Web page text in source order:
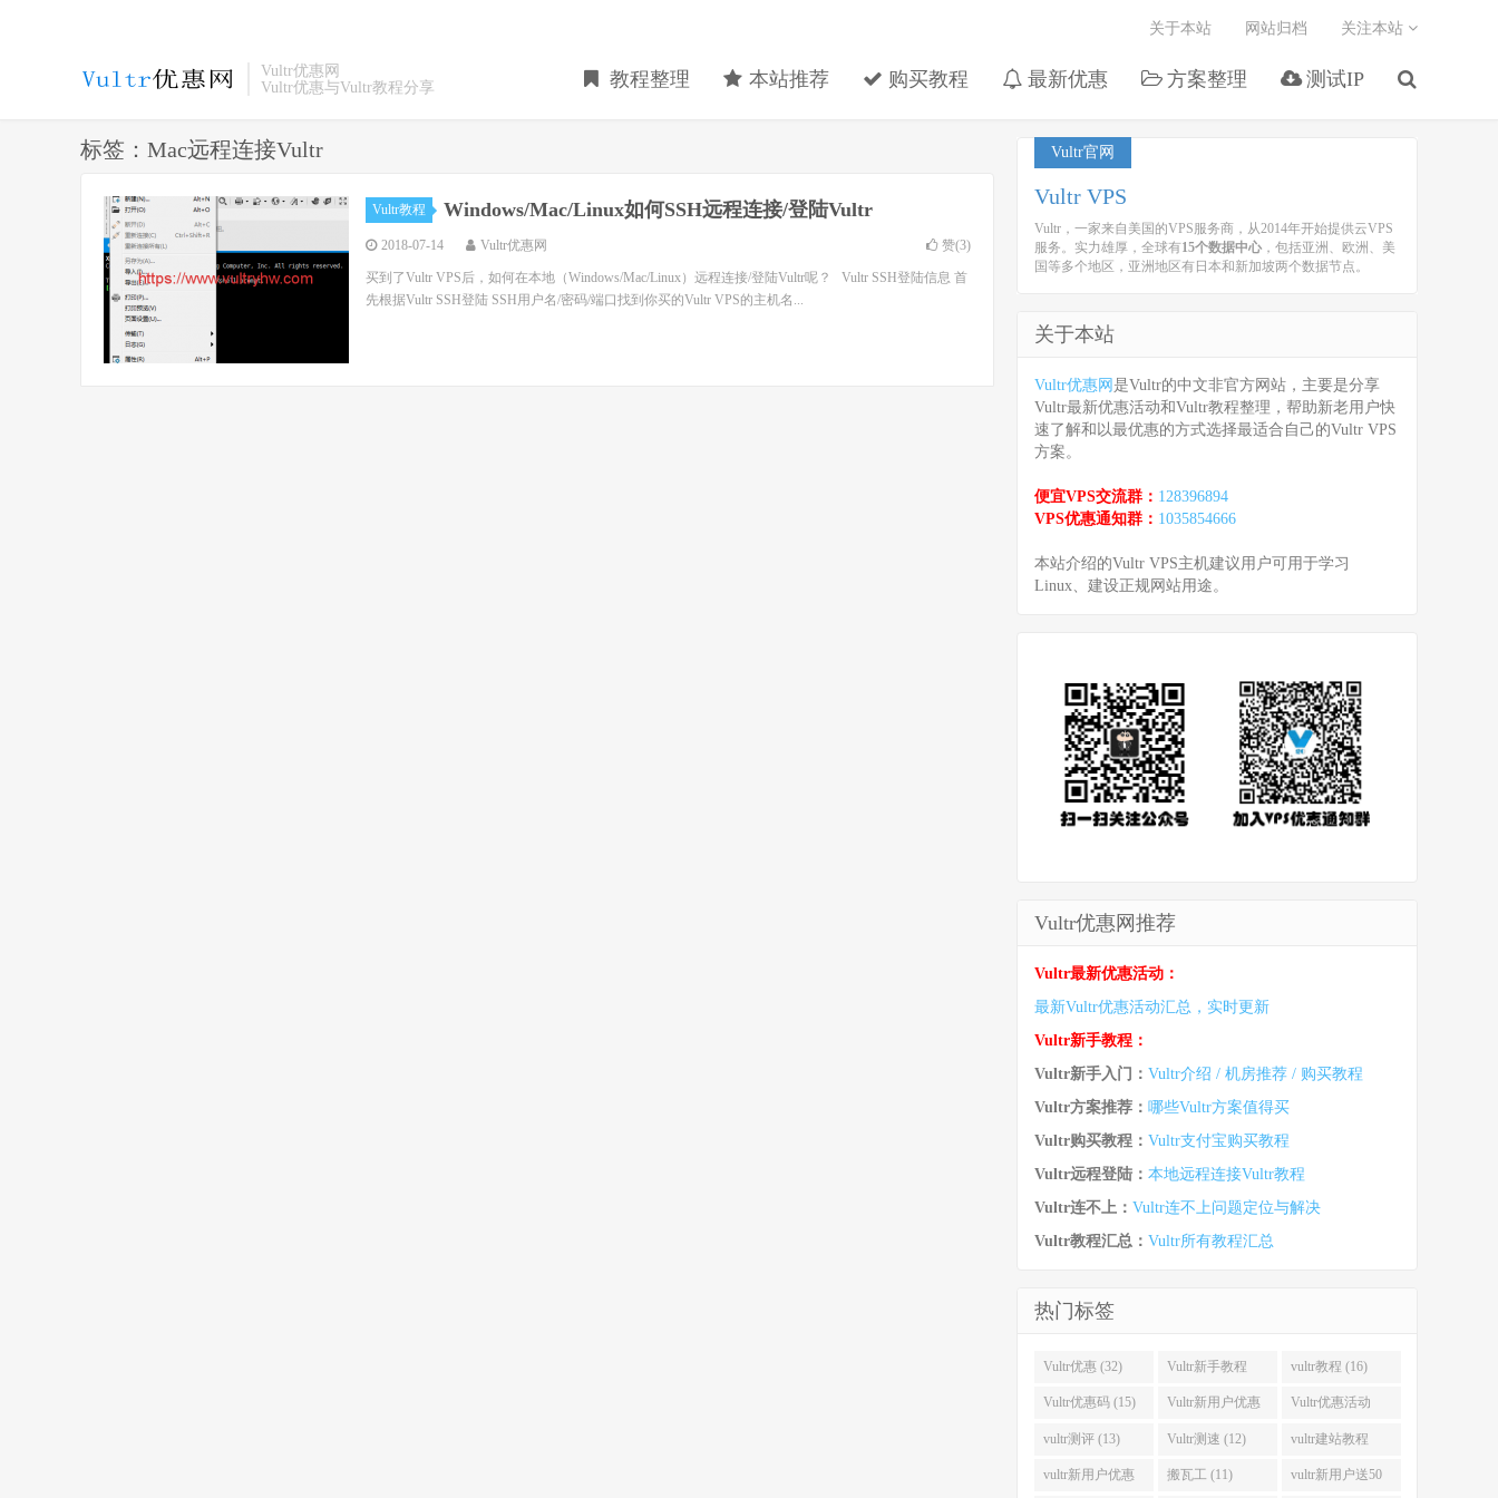
Vultr优惠网
Vultr优惠与Vultr教程分享
教程整理 本站推荐 购买教程 最新优惠 方案整理 测试IP
关于本站 网站归档 关注本站
标签：Mac远程连接Vultr
Vultr教程 Windows/Mac/Linux如何SSH远程连接/登陆Vultr
2018-07-14 Vultr优惠网 赞(3)
买到了Vultr VPS后，如何在本地（Windows/Mac/Linux）远程连接/登陆Vultr呢？ Vultr SSH登陆信息 首
先根据Vultr SSH登陆 SSH用户名/密码/端口找到你买的Vultr VPS的主机名...
Vultr官网
Vultr VPS
Vultr，一家来自美国的VPS服务商，从2014年开始提供云VPS
服务。实力雄厚，全球有15个数据中心 ，包括亚洲、欧洲、美
国等多个地区，亚洲地区有日本和新加坡两个数据节点。
关于本站
Vultr优惠网 是Vultr的中文非官方网站，主要是分享
Vultr最新优惠活动和Vultr教程整理，帮助新老用户快
速了解和以最优惠的方式选择最适合自己的Vultr VPS
方案。
便宜VPS交流群： 128396894
VPS优惠通知群： 1035854666
本站介绍的Vultr VPS主机建议用户可用于学习
Linux、建设正规网站用途。
Vultr优惠网推荐
Vultr最新优惠活动：
最新Vultr优惠活动汇总，实时更新
Vultr新手教程：
Vultr新手入门： Vultr介绍 / 机房推荐 / 购买教程
Vultr方案推荐： 哪些Vultr方案值得买
Vultr购买教程： Vultr支付宝购买教程
Vultr远程登陆： 本地远程连接Vultr教程
Vultr连不上： Vultr连不上问题定位与解决
Vultr教程汇总： Vultr所有教程汇总
热门标签
Vultr优惠 (32) Vultr新手教程
(16)
vultr教程 (16)
Vultr优惠码 (15) Vultr新用户优惠
(14)
Vultr优惠活动
(13)
vultr测评 (13) Vultr测速 (12) vultr建站教程
(12)
vultr新用户优惠 搬瓦工 (11) vultr新用户送50